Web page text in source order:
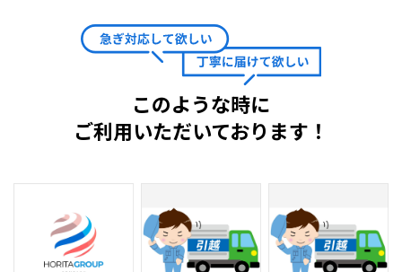
このような時に
ご利用いただいております！